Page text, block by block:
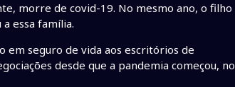
morre de covid-19. No mesmo ano, o filho
essa família.
em seguro de vida aos escritórios de
desde que a pandemia começou, no